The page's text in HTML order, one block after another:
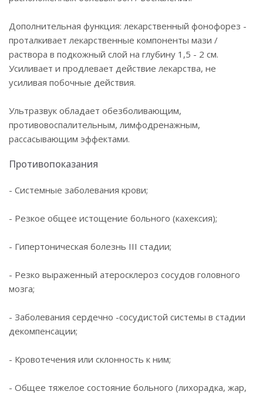
Дополнительная функция: лекарственный фонофорез -
проталкивает лекарственные компоненты мази /
раствора в подкожный слой на глубину 1,5 - 2 см.
Усиливает и продлевает действие лекарства, не
усиливая побочные действия.
Ультразвук обладает обезболивающим,
противовоспалительным, лимфодренажным,
рассасывающим эффектами.
Противопоказания
- Системные заболевания крови;
- Резкое общее истощение больного (кахексия);
- Гипертоническая болезнь III стадии;
- Резко выраженный атеросклероз сосудов головного
мозга;
- Заболевания сердечно -сосудистой системы в стадии
декомпенсации;
- Кровотечения или склонность к ним;
- Общее тяжелое состояние больного (лихорадка, жар,